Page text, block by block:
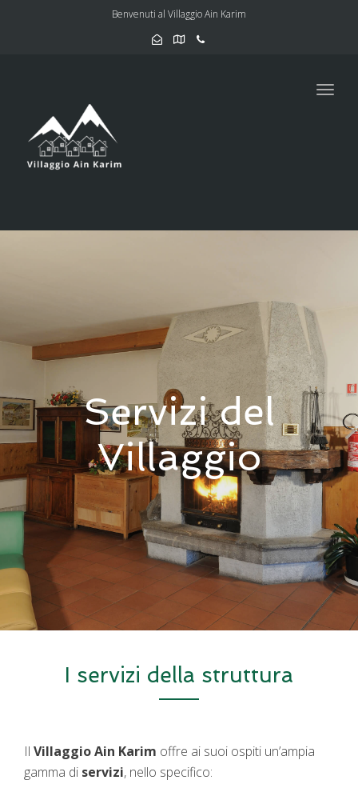
Benvenuti al Villaggio Ain Karim
Servizi del
Villaggio
I servizi della struttura
Il Villaggio Ain Karim offre ai suoi ospiti un’ampia
gamma di servizi, nello specifico: